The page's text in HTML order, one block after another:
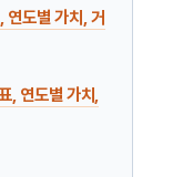
도별 가치, 거
, 연도별 가치,